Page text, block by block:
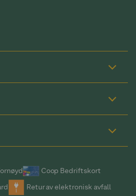
Coop Bedriftskort
Retur av elektronisk avfall